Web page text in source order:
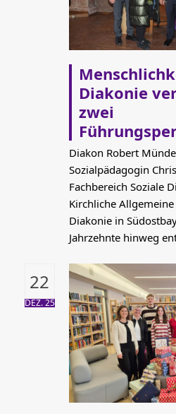
Diakonie
zwei
Diakon Robert
Sozialpädagogin
Fachbereich Soziale
Kirchliche
Diakonie in
Jahrzehnte hinweg
22
DEZ. 25